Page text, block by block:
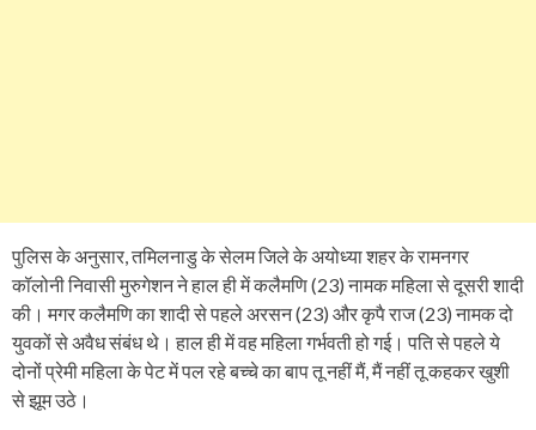
पुलिस के अनुसार, तमिलनाडु के सेलम जिले के अयोध्या शहर के रामनगर
कॉलोनी निवासी मुरुगेशन ने हाल ही में कलैमणि (23) नामक महिला से दूसरी शादी
की। मगर कलैमणि का शादी से पहले अरसन (23) और कृपै राज (23) नामक दो
युवकों से अवैध संबंध थे। हाल ही में वह महिला गर्भवती हो गई। पति से पहले ये
दोनों प्रेमी महिला के पेट में पल रहे बच्चे का बाप तू नहीं मैं, मैं नहीं तू कहकर खुशी
से झूम उठे।